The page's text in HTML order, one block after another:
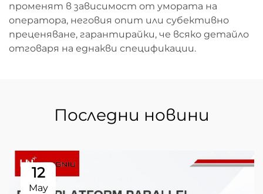
променят в зависимост от умората на
оператора, неговия опит или субективно
преценяване, гарантирайки, че всяко детайло
отговаря на еднакви спецификации.
Последни новини
12
May